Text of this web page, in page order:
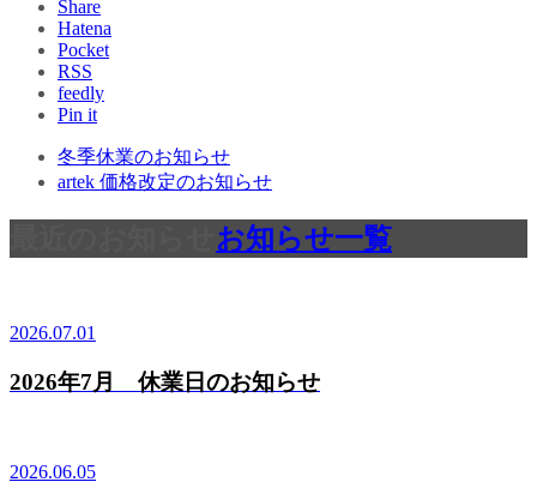
Share
Hatena
Pocket
RSS
feedly
Pin it
冬季休業のお知らせ
artek 価格改定のお知らせ
お知らせ一覧
2026.07.01
2026年7月 休業日のお知らせ
2026.06.05